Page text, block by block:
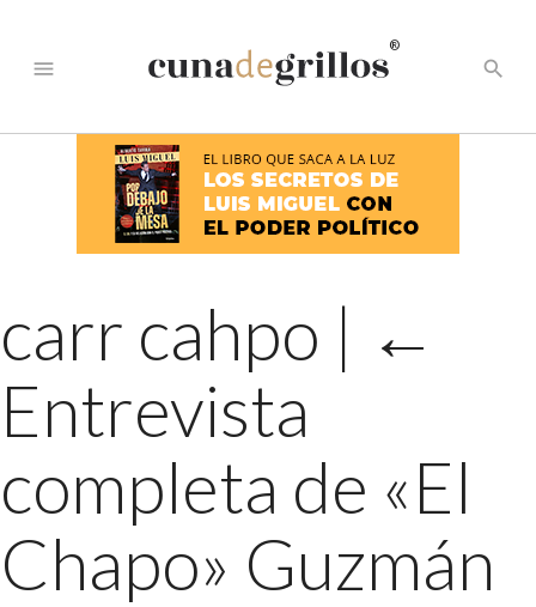
menu
®
search
carr cahpo | ←
Entrevista
completa de «El
Chapo» Guzmán